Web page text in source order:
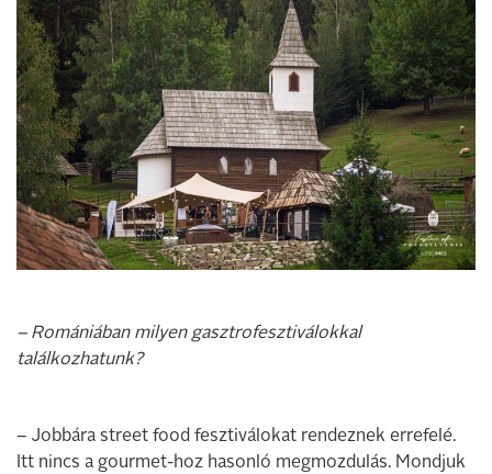
– Romániában milyen gasztrofesztiválokkal
találkozhatunk?
– Jobbára street food fesztiválokat rendeznek errefelé.
Itt nincs a gourmet-hoz hasonló megmozdulás. Mondjuk